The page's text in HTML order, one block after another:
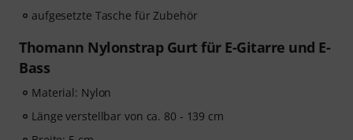
aufgesetzte Tasche für Zubehör
Thomann Nylonstrap Gurt für E-Gitarre und E-
Bass
Material: Nylon
Länge verstellbar von ca. 80 - 139 cm